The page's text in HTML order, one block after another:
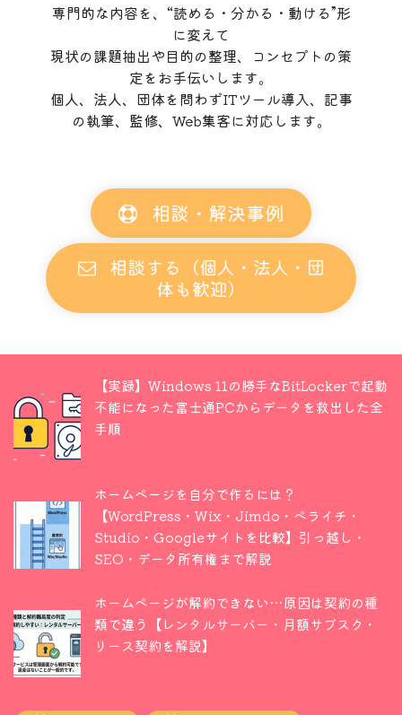
専門的な内容を、“読める・分かる・動ける”形
に変えて
現状の課題抽出や目的の整理、コンセプトの策
定をお手伝いします。
個人、法人、団体を問わずITツール導入、記事
の執筆、監修、Web集客に対応します。
相談・解決事例
相談する（個人・法人・団
体も歓迎）
【実録】Windows 11の勝手なBitLockerで起動
不能になった富士通PCからデータを救出した全
手順
ホームページを自分で作るには？
【WordPress・Wix・Jimdo・ペライチ・
Studio・Googleサイトを比較】引っ越し・
SEO・データ所有権まで解説
ホームページが解約できない…原因は契約の種
類で違う【レンタルサーバー・月額サブスク・
リース契約を解説】